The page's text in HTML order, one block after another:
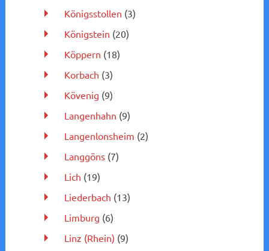
Königsstollen (3)
Königstein (20)
Köppern (18)
Korbach (3)
Kövenig (9)
Langenhahn (9)
Langenlonsheim (2)
Langgöns(7)
Lich (19)
Liederbach (13)
Limburg (6)
Linz (Rhein) (9)